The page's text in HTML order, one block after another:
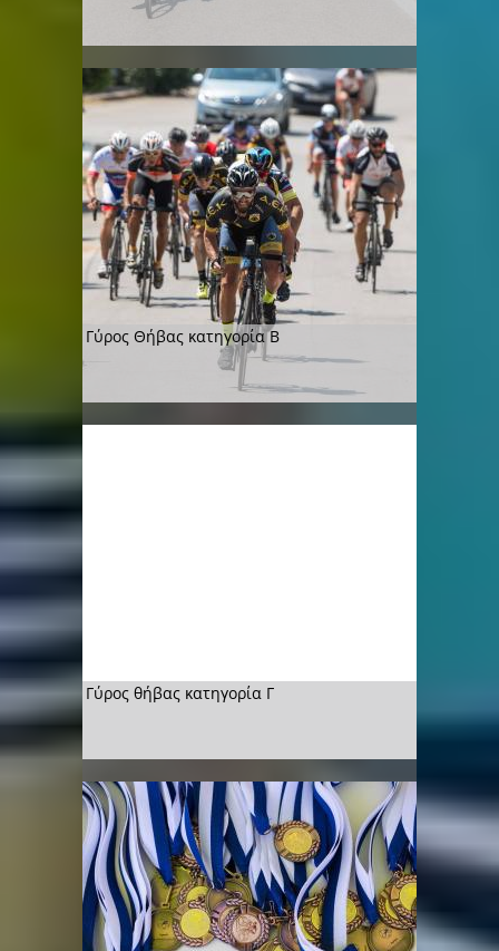
Γύρος Θήβας κατηγορία Β
Γύρος θήβας κατηγορία Γ